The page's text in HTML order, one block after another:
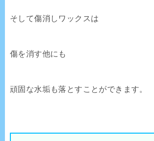
そして傷消しワックスは
傷を消す他にも
頑固な水垢も落とすことができます。